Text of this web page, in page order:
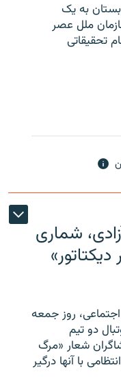
به یک
ملل عصر
تحقیقاتی
شماری
روز جمعه
دو تیم
شعار «مرگ
با آنها درگیر